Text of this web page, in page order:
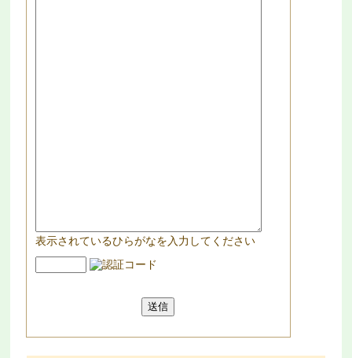
表示されているひらがなを入力してください